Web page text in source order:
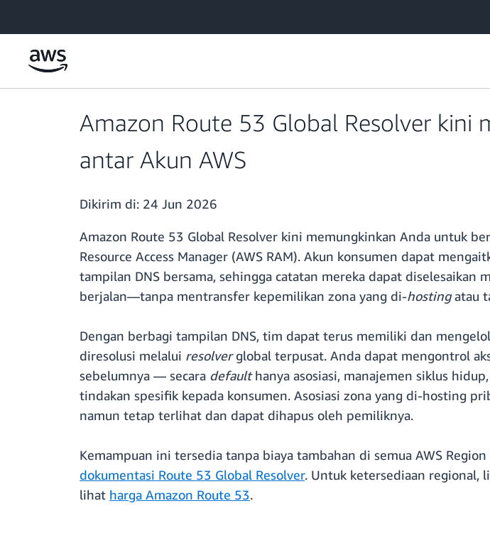
Amazon Route 53 Global Resolver kini
antar Akun AWS
Dikirim di: 24 Jun 2026
Amazon Route 53 Global Resolver kini memungkinkan Anda untuk
Resource Access Manager (AWS RAM). Akun konsumen dapat
tampilan DNS bersama, sehingga catatan mereka dapat
berjalan—tanpa mentransfer kepemilikan zona yang di-hostingatau
Dengan berbagi tampilan DNS, tim dapat terus memiliki dan
diresolusi melalui resolverglobal terpusat. Anda dapat mengontrol
sebelumnya — secara defaulthanya asosiasi, manajemen siklus
tindakan spesifik kepada konsumen. Asosiasi zona yang di-hosting
namun tetap terlihat dan dapat dihapus oleh pemiliknya.
Kemampuan ini tersedia tanpa biaya tambahan di semua AWS
dokumentasi Route 53 Global Resolver. Untuk ketersediaan regional,
lihat harga Amazon Route 53.